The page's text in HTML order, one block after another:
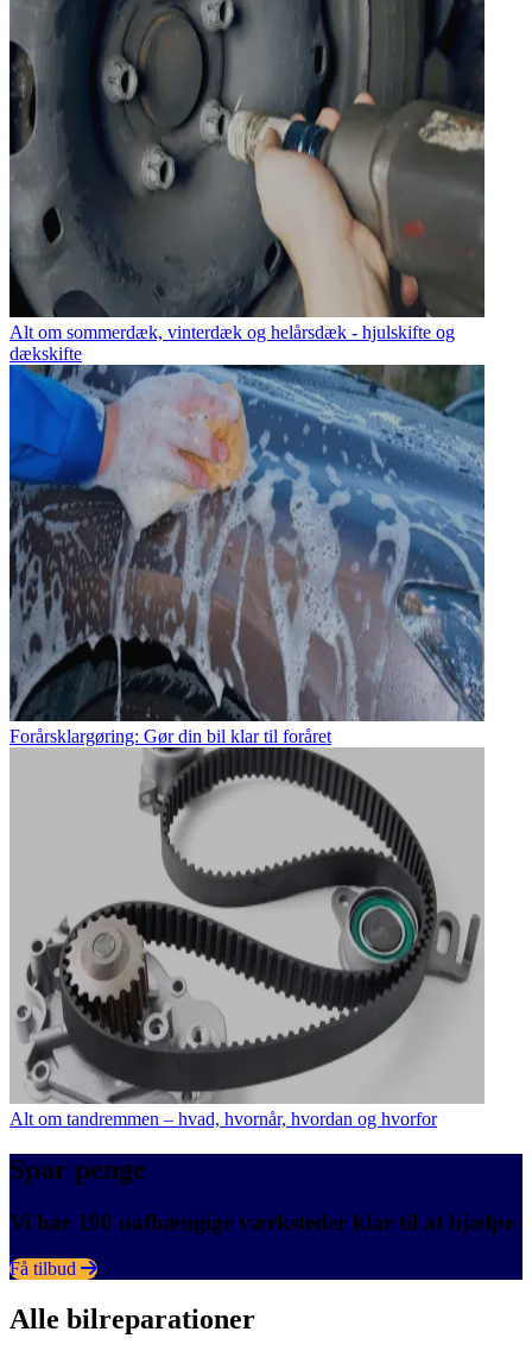
Alt om sommerdæk, vinterdæk og helårsdæk - hjulskifte og
dækskifte
Forårsklargøring: Gør din bil klar til foråret
Alt om tandremmen – hvad, hvornår, hvordan og hvorfor
Spar penge
Vi har 190 uafhængige værksteder klar til at hjælpe
Få tilbud
Alle bilreparationer